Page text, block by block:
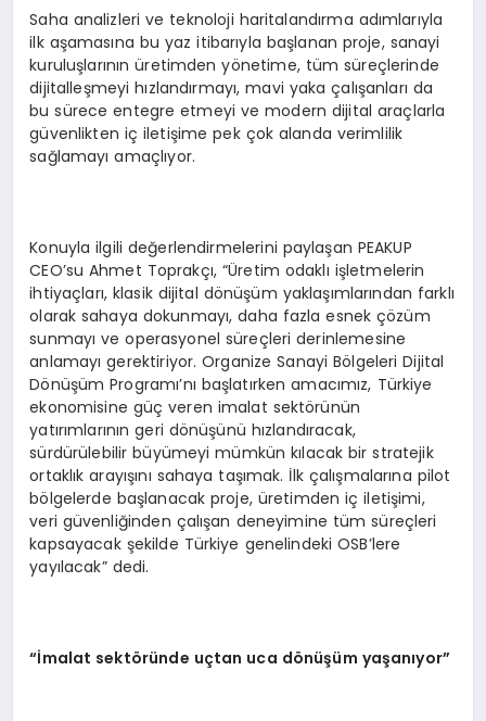
Saha analizleri ve teknoloji haritalandırma adımlarıyla
ilk aşamasına bu yaz itibarıyla başlanan proje, sanayi
kuruluşlarının üretimden yönetime, tüm süreçlerinde
dijitalleşmeyi hızlandırmayı, mavi yaka çalışanları da
bu sürece entegre etmeyi ve modern dijital araçlarla
güvenlikten iç iletişime pek çok alanda verimlilik
sağlamayı amaçlıyor.
Konuyla ilgili değerlendirmelerini paylaşan PEAKUP
CEO’su Ahmet Toprakçı, “Üretim odaklı işletmelerin
ihtiyaçları, klasik dijital dönüşüm yaklaşımlarından farklı
olarak sahaya dokunmayı, daha fazla esnek çözüm
sunmayı ve operasyonel süreçleri derinlemesine
anlamayı gerektiriyor. Organize Sanayi Bölgeleri Dijital
Dönüşüm Programı’nı başlatırken amacımız, Türkiye
ekonomisine güç veren imalat sektörünün
yatırımlarının geri dönüşünü hızlandıracak,
sürdürülebilir büyümeyi mümkün kılacak bir stratejik
ortaklık arayışını sahaya taşımak. İlk çalışmalarına pilot
bölgelerde başlanacak proje, üretimden iç iletişimi,
veri güvenliğinden çalışan deneyimine tüm süreçleri
kapsayacak şekilde Türkiye genelindeki OSB’lere
yayılacak” dedi.
“İmalat sektöründe uçtan uca dönüşüm yaşanıyor”